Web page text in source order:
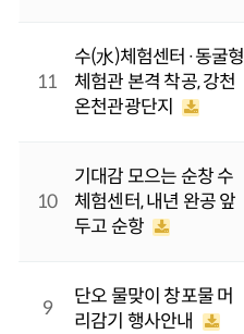
11
수(水)체험센터·동굴형
체험관 본격 착공, 강천
온천관광단지
10
기대감 모으는 순창 수
체험센터, 내년 완공 앞
두고 순항
9
단오 물맞이 창포물 머
리감기 행사안내